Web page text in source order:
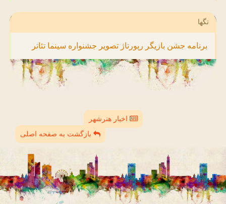
تگها
برنامه جشن بازیگر رپورتاژ تصویر جشنواره سینما تئاتر
اخبار هنرشهر
بازگشت به صفحه اصلی